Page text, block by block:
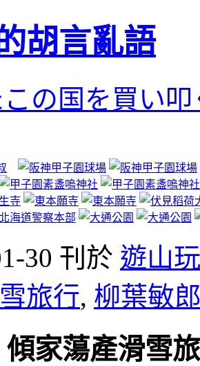
胡言亂語
この国を買い
30 刊於 遊山
旅行, 柳葉敏
傾家蕩產滑雪